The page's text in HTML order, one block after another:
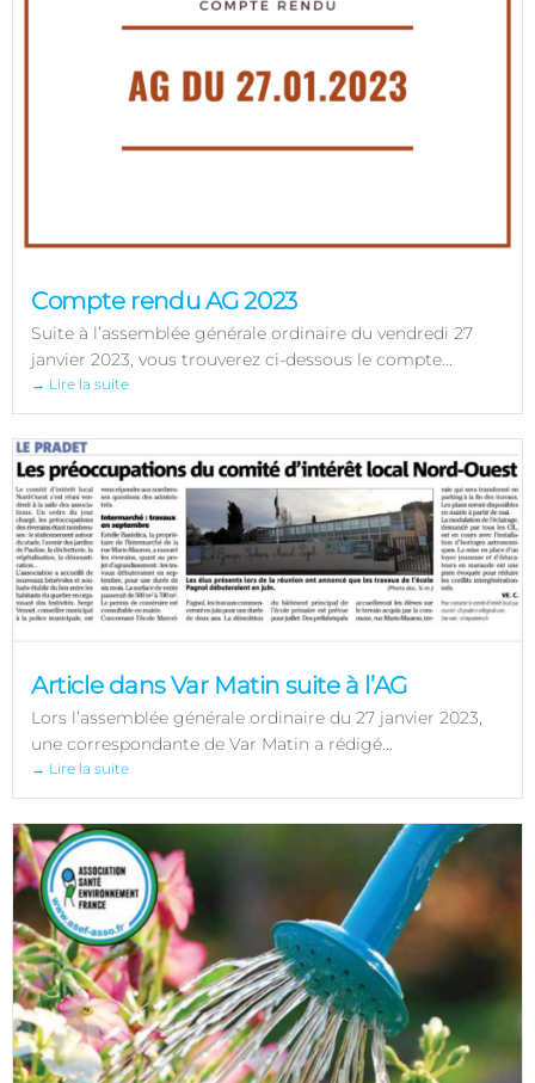
Compte rendu AG 2023
Suite à l’assemblée générale ordinaire du vendredi 27
janvier 2023, vous trouverez ci-dessous le compte...
→ Lire la suite
Article dans Var Matin suite à l’AG
Lors l’assemblée générale ordinaire du 27 janvier 2023,
une correspondante de Var Matin a rédigé...
→ Lire la suite